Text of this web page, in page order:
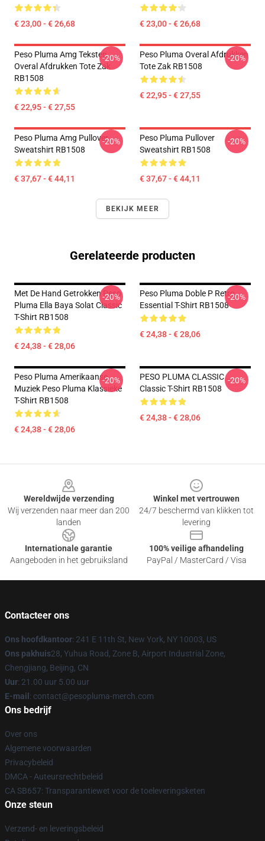
€ 23,00 - € 26,68 € 23,00 - € 26,68
Peso Pluma Amg Teksten
Overal Afdrukken Tote Zak
RB1508
€ 22,95 - € 27,55
-20%
Peso Pluma Overal Afdrukken
Tote Zak RB1508
€ 22,95 - € 27,55
-20%
Peso Pluma Amg Pullover
Sweatshirt RB1508
€ 37,67 - € 44,11
-20%
Peso Pluma Pullover
Sweatshirt RB1508
€ 37,67 - € 44,11
-20%
BEKIJK MEER
Gerelateerde producten
Met De Hand Getrokken Peso
Pluma Ella Baya Solat Classic
T-Shirt RB1508
€ 24,38 - € 28,06
-20%
Peso Pluma Doble P Retro
Essential T-Shirt RB1508
€ 24,38 - € 28,06
-20%
Peso Pluma Amerikaanse
Muziek Peso Pluma Klassieke
T-Shirt RB1508
€ 24,38 - € 28,06
-20%
PESO PLUMA CLASSIC
Classic T-Shirt RB1508
€ 24,38 - € 28,06
-20%
Wereldwijde verzending
Wij verzenden naar meer dan 200
landen
Winkel met vertrouwen
24/7 beschermd van klikken tot
levering
Internationale garantie
Aangeboden in het gebruiksland
100% veilige afhandeling
PayPal / MasterCard / Visa
Contacteer ons
Ons hoofdkantoor: 241 E 11th St, New York, NY 10003, US
Ons pakhuis28, Yuhua Road, Zone B, Airport Industrial Zone,
Chengjiang, Beijing, CN
Uur: 21.00 uur 5.00 uur
E-mail : contact@pesopluma-merch.com
Ons bedrijf
Over ons
Algemene voorwaarden
Privacybeleid
DMCA - Auteursrechtbeleid
CA SB657: Transparantiewet voor de toeleveringsketen
Onze steun
Verzend- en leveringsbeleid